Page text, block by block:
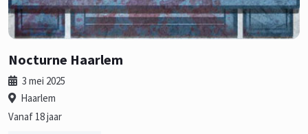
Nocturne Haarlem
3 mei 2025
Haarlem
Vanaf 18 jaar